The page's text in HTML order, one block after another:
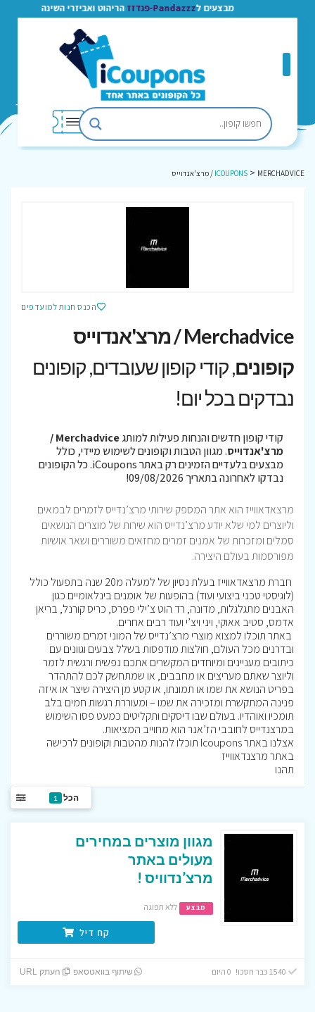
מבצעים לPandazzz-פנדזז הריהוט ואביזרי השינה
ICOUPONS > MERCHADVICE / מרצ'אנדוייס
הכנס חנות למועדפים
Merchadvice / מרצ'אנדוייס
קופונים, קודי קופון שעובדים, קופונים
נבדקים בכל יום!
קודי קופון חדשים והנחות פעילות למותג
Merchadvice /
מרצ'אנדוייס. מגוון הטבות וקופונים לשימוש מיידי, כולל
מבצעים בלעדיים הזמינים רק באתר iCoupons. כל הקופונים
נבדקו לאחרונה בתאריך 09/08/2026!
מרצאדאווייז הוא אתר המספק שירותי מרצ’נדייס לזמרים לבמאים
וליוצרים למי שלא יודע מרצ’נדייס הוא שירות של מוצרים הנושאים
סמלים ומזכרות של אמנים זמרים מחזאים משוררים ושאר אושיות
מפורסמות בעולם היצירה.
חברת מרצאדאווייז בעלת נסיון של למעלה מ20 שנה בתפעול כולל
(לוגיסטי טכני ביצועי ועוד) בהופעות של אומנים בינלאומיים כגון
האבנים מתגלגלות, מדונה, רד הוט צ’ילי פפרס, כריס קורנל, בריאן
אדמס, סטיב אאוקי, ויני ויצ’י ועוד רבים אחרים.
באתר תוכלו למצוא מוצרי מרצ’נדייס של המוני זמרים משוררים
ובדרנים מכל העולם, חולצות מודפסות בשלל צבעים וגוונים עם
כיתובים מעניינים ומיוחדים המקשרים אתכם נפשית ורגשית לזמר
וליוצר שאתם מעריצים או מחבבים, או שמתחשק לכם להתהדר
בפריט הנושא את שמו או תמונתו, או קטע מן היצירה שיצר או איזה
פנינה המתקשרת ומזכירה את שמו – ומעוררת רגשות חמים בלב
תומכיו ואוהדיו. בעולם שבו דיסקים ותקליטים כמעט פסו השימוש
במרצנדייס לחובבי הז’אנר הוא מחוייב המציאות.
אצלנו באתר Icoupons תוכלו להנות מהטבות וקופונים לרכישה
באתר מרצנדאווייז
תהנו
הכל 1
מגוון מוצרים במחירים
מעולים באתר
מרצ’נדוויס !
מבצע ללא תפוגה
קח דיל
שיתוף בוואטסאפ העתק URL